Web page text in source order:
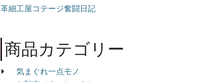
革細工屋コテージ奮闘日記
商品カテゴリー
気まぐれ一点モノ